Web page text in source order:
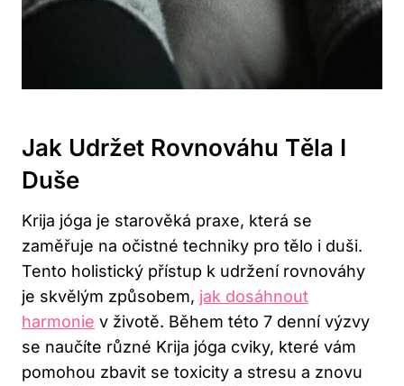
Jak Udržet Rovnováhu ⁢těla I
Duše
Krija jóga je starověká ⁢praxe, která se
zaměřuje na očistné‍ techniky pro ‌tělo i duši.
Tento holistický přístup k udržení ‌rovnováhy
je skvělým ​způsobem, jak⁣ dosáhnout
harmonie v životě. Během této 7‍ denní ⁣výzvy
se naučíte různé Krija jóga cviky, které‍ vám
pomohou zbavit se toxicity a stresu a znovu